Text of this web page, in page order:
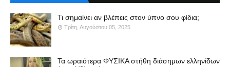
Τι σημαίνει αν βλέπεις στον ύπνο σου φίδια;
Τρίτη, Αυγούστου 05, 2025
Τα ωραιότερα ΦΥΣΙΚΑ στήθη διάσημων ελληνίδων